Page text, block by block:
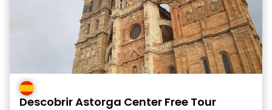
Descobrir Astorga Center Free Tour